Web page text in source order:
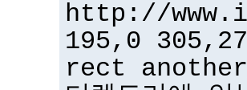
http://
195,0 305,27
rect